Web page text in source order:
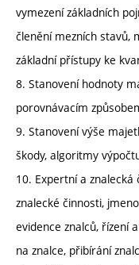
vymezení základních
členění mezních stavů,
základní přístupy ke
8. Stanovení hodnoty
porovnávacím
9. Stanovení výše
škody, algoritmy
10. Expertní a
znalecké činnosti,
evidence znalců, řízení
na znalce, přibírání